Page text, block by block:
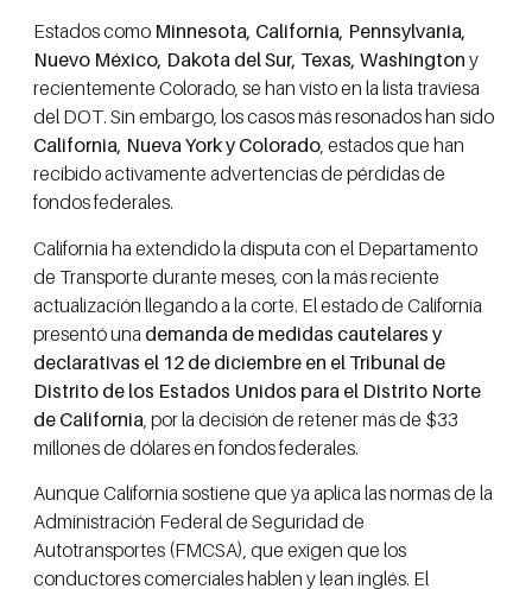
Estados como Minnesota, California, Pennsylvania,
Nuevo México, Dakota del Sur, Texas, Washington y
recientemente Colorado, se han visto en la lista traviesa
del DOT. Sin embargo, los casos más resonados han sido
California, Nueva York y Colorado, estados que han
recibido activamente advertencias de pérdidas de
fondos federales.
California ha extendido la disputa con el Departamento
de Transporte durante meses, con la más reciente
actualización llegando a la corte. El estado de California
presentó una demanda de medidas cautelares y
declarativas el 12 de diciembre en el Tribunal de
Distrito de los Estados Unidos para el Distrito Norte
de California , por la decisión de retener más de $33
millones de dólares en fondos federales.
Aunque California sostiene que ya aplica las normas de la
Administración Federal de Seguridad de
Autotransportes (FMCSA), que exigen que los
conductores comerciales hablen y lean inglés. El